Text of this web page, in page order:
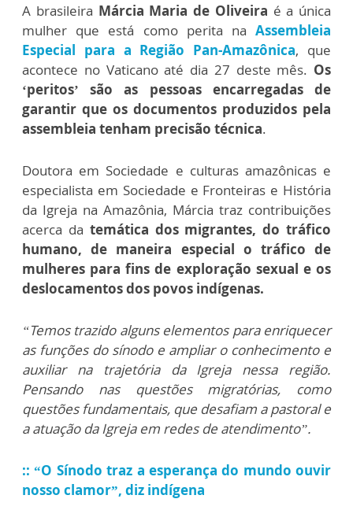
A brasileira Márcia Maria de Oliveira é a única
mulher que está como perita na Assembleia
Especial para a Região Pan-Amazônica, que
acontece no Vaticano até dia 27 deste mês. Os
‘peritos’ são as pessoas encarregadas de
garantir que os documentos produzidos pela
assembleia tenham precisão técnica.
Doutora em Sociedade e culturas amazônicas e
especialista em Sociedade e Fronteiras e História
da Igreja na Amazônia, Márcia traz contribuições
acerca da temática dos migrantes, do tráfico
humano, de maneira especial o tráfico de
mulheres para fins de exploração sexual e os
deslocamentos dos povos indígenas.
“Temos trazido alguns elementos para enriquecer
as funções do sínodo e ampliar o conhecimento e
auxiliar na trajetória da Igreja nessa região.
Pensando nas questões migratórias, como
questões fundamentais, que desafiam a pastoral e
a atuação da Igreja em redes de atendimento”.
:: “O Sínodo traz a esperança do mundo ouvir
nosso clamor”, diz indígena